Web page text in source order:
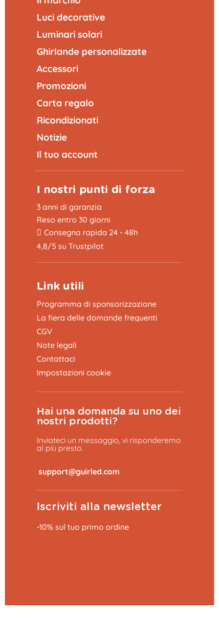
Luci decorative
Luminari solari
Ghirlande personalizzate
Accessori
Promozioni
Carta regalo
Ricondizionati
Notizie
Il tuo account
I nostri punti di forza
3 anni di garanzia
Reso entro 30 giorni
Consegna rapida 24 - 48h
4,8/5 su Trustpilot
Link utili
Programma di sponsorizzazione
La fiera delle domande frequenti
CGV
Note legali
Contattaci
Impostazioni cookie
Hai una domanda su uno dei
nostri prodotti?
Inviateci un messaggio, vi risponderemo
al più presto.
Iscriviti alla newsletter
-10% sul tuo primo ordine